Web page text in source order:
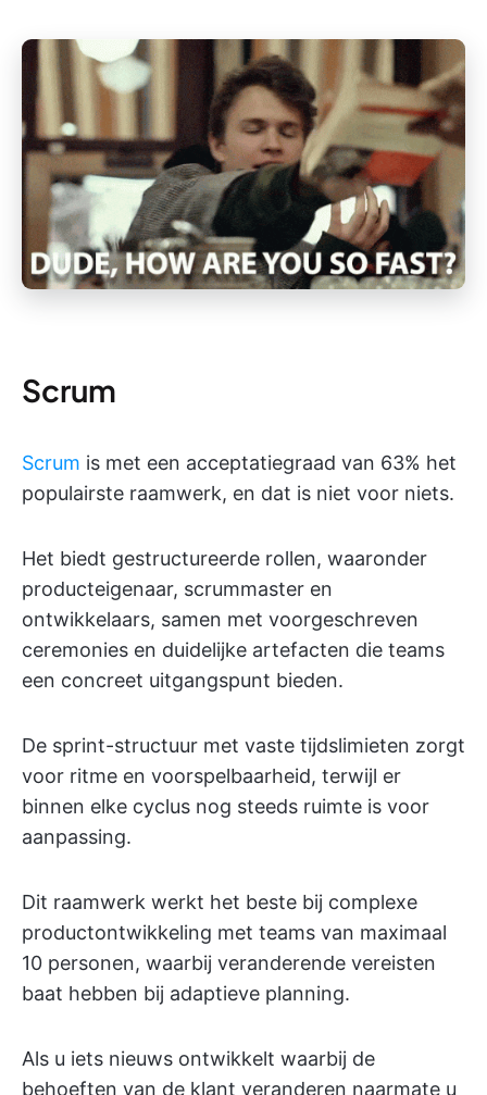
Scrum
Scrum is met een acceptatiegraad van 63% het
populairste raamwerk, en dat is niet voor niets.
Het biedt gestructureerde rollen, waaronder
producteigenaar, scrummaster en
ontwikkelaars, samen met voorgeschreven
ceremonies en duidelijke artefacten die teams
een concreet uitgangspunt bieden.
De sprint-structuur met vaste tijdslimieten zorgt
voor ritme en voorspelbaarheid, terwijl er
binnen elke cyclus nog steeds ruimte is voor
aanpassing.
Dit raamwerk werkt het beste bij complexe
productontwikkeling met teams van maximaal
10 personen, waarbij veranderende vereisten
baat hebben bij adaptieve planning.
Als u iets nieuws ontwikkelt waarbij de
behoeften van de klant veranderen naarmate u